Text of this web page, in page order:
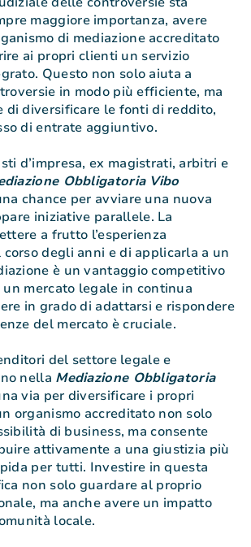
maggiore importanza, avere
di mediazione accreditato
ai propri clienti un servizio
Questo non solo aiuta a
in modo più efficiente, ma
di diversificare le fonti di reddito,
di entrate aggiuntivo.
d’impresa, ex magistrati, arbitri e
Obbligatoria Vibo
chance per avviare una nuova
iniziative parallele. La
a frutto l’esperienza
degli anni e di applicarla a un
è un vantaggio competitivo
mercato legale in continua
in grado di adattarsi e rispondere
del mercato è cruciale.
del settore legale e
nella Mediazione Obbligatoria
via per diversificare i propri
organismo accreditato non solo
di business, ma consente
attivamente a una giustizia più
per tutti. Investire in questa
non solo guardare al proprio
ma anche avere un impatto
locale.